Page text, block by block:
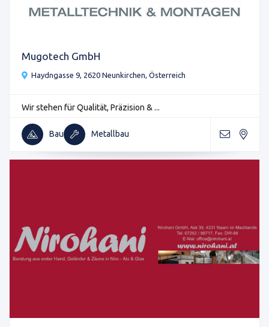
Mugotech GmbH
Haydngasse 9, 2620 Neunkirchen, Österreich
Wir stehen für Qualität, Präzision & ...
Bau Metallbau